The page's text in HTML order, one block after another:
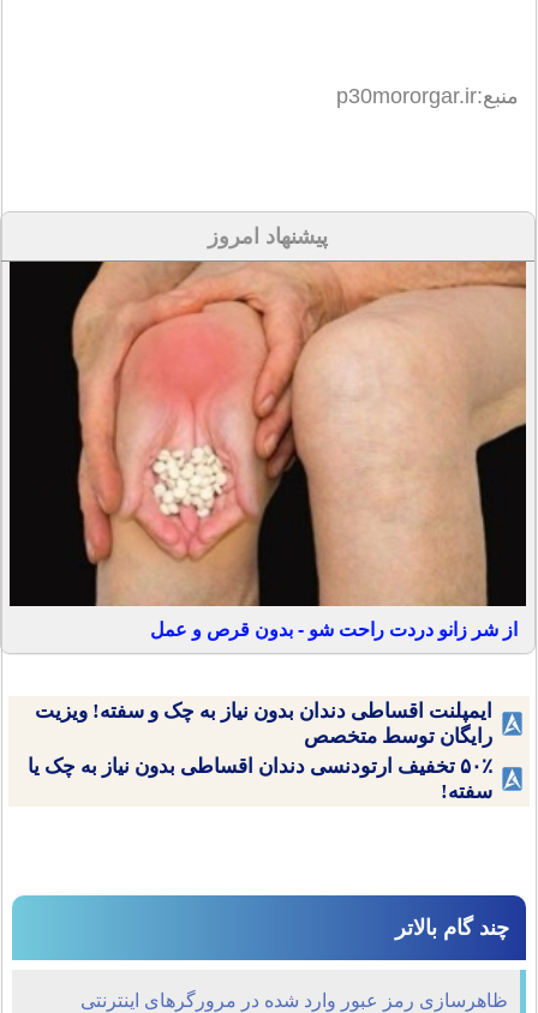
منبع:p30mororgar.ir
پیشنهاد امروز
از شر زانو دردت راحت شو - بدون قرص و عمل
ایمپلنت اقساطی دندان بدون نیاز به چک و سفته! ویزیت
رایگان توسط متخصص
۵۰٪ تخفیف ارتودنسی دندان اقساطی بدون نیاز به چک یا
سفته!
چند گام بالاتر
ظاهرسازی رمز عبور وارد شده در مرورگرهای اینترنتی